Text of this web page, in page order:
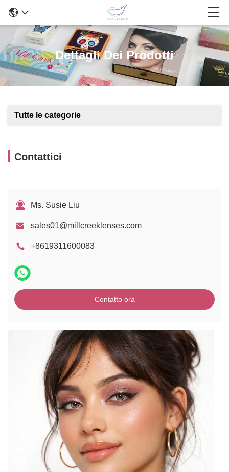
Dettagli Dei Prodotti
Tutte le categorie
Contattici
Ms. Susie Liu
sales01@millcreeklenses.com
+8619311600083
Contatto ora